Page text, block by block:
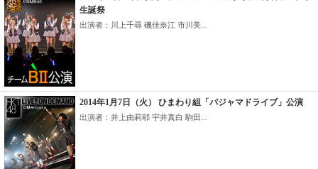
生誕祭
出演者：川上千尋 磯佳奈江 市川美...
2014年1月7日（火） ひまわり組「パジャマドライブ」公演
出演者：井上由莉耶 宇井真白 駒田...